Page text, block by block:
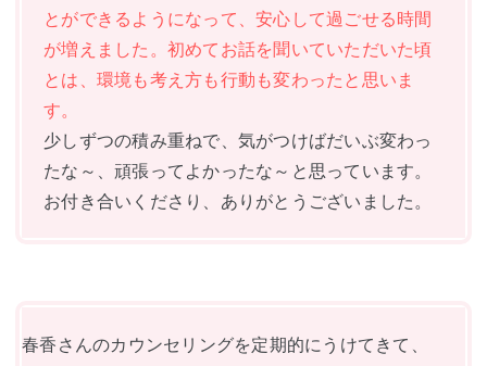
とができるようになって、安心して過ごせる時間
が増えました。初めてお話を聞いていただいた頃
とは、環境も考え方も行動も変わったと思いま
す。
少しずつの積み重ねで、気がつけばだいぶ変わっ
たな～、頑張ってよかったな～と思っています。
お付き合いくださり、ありがとうございました。
春香さんのカウンセリングを定期的にうけてきて、